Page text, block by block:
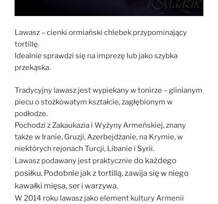
Lawasz – cienki ormiański chlebek przypominający
tortillę.
Idealnie sprawdzi się na imprezę lub jako szybka
przekąska.
Tradycyjny lawasz jest wypiekany w tonirze – glinianym
piecu o stożkowatym kształcie, zagłębionym w
podłodze.
Pochodzi z Zakaukazia i Wyżyny Armeńskiej, znany
także w Iranie, Gruzji, Azerbejdżanie, na Krymie, w
niektórych rejonach Turcji, Libanie i Syrii.
Lawasz podawany jest praktycznie do każdego
posiłku. Podobnie jak z tortillą, zawija się w niego
kawałki mięsa, ser i warzywa.
W 2014 roku lawasz jako element kultury Armenii